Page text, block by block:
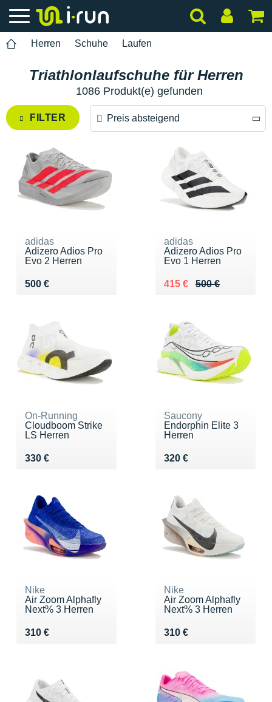
Herren Schuhe Laufen
Triathlonlaufschuhe für Herren
1086 Produkt(e) gefunden
FILTER Preis absteigend
Preis aufsteigend
adidas
Adizero Adios Pro
Evo 2 Herren
500 €
Vendu 500 €
adidas
Adizero Adios Pro
Evo 1 Herren
500 €
Au lieu de 500 €
415 €
Vendu 415 €
On-Running
Cloudboom Strike
LS Herren
330 €
Vendu 330 €
Saucony
Endorphin Elite 3
Herren
320 €
Vendu 320 €
Nike
Air Zoom Alphafly
Next% 3 Herren
310 €
Vendu 310 €
Nike
Air Zoom Alphafly
Next% 3 Herren
310 €
Vendu 310 €